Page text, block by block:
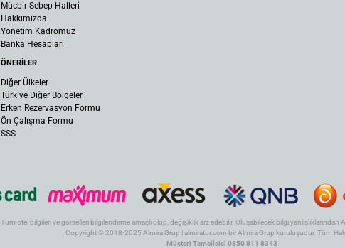
Mücbir Sebep Halleri
Hakkımızda
Yönetim Kadromuz
Banka Hesapları
ÖNERİLER
Diğer Ülkeler
Türkiye Diğer Bölgeler
Erken Rezervasyon Formu
Ön Çalışma Formu
SSS
Tüm otel bilgileri ve görselleri bilgilendirme amaçlı olup, değişiklik arz edebilir. Oluşabilecek bilgi
Copyright © 2018-2025 Almira Grup | almiratur.com bir Almira Grup kuruluşudur. Tüm
Müşteri Temsilcisi 0850 811 8343